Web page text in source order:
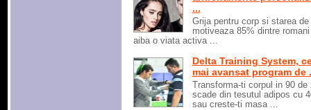
...
Grija pentru corp si starea de
motiveaza 85% dintre
aiba o viata activa ...
Delta Training System,
mai avansat program de
Transforma-ti corpul in 90 de
scade din tesutul adipos cu
sau creste-ti masa ...